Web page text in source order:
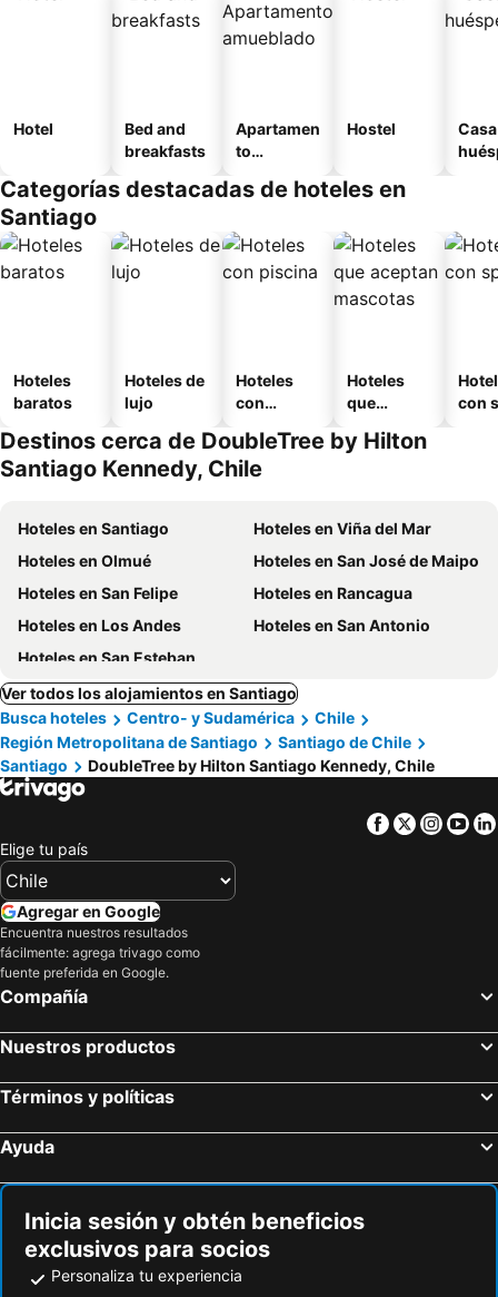
Hotel
Bed and
breakfasts
Apartamen
to
o
Hostel
Categorías destacadas de hoteles en
Santiago
Hoteles
baratos
Hoteles de
lujo
Hoteles
con
Hoteles
que
mascotas
con
Destinos cerca de DoubleTree by Hilton
Santiago Kennedy, Chile
Hoteles en Santiago
Hoteles en Viña del Mar
Hoteles en Olmué
Hoteles en San José de Maipo
Hoteles en San Felipe
Hoteles en Rancagua
Hoteles en Los Andes
Hoteles en San Antonio
Hoteles en San Esteban
Ver todos los alojamientos en Santiago
Busca hoteles
Centro- y Sudamérica
Chile
Región Metropolitana de Santiago
Santiago de Chile
Santiago
DoubleTree by Hilton Santiago Kennedy, Chile
Facebook
Twitter
Elige tu país
Agregar en Google
Encuentra nuestros resultados
fácilmente: agrega trivago como
fuente preferida en Google.
Compañía
Nuestros productos
Términos y políticas
Ayuda
Inicia sesión y obtén beneficios
exclusivos para socios
Personaliza tu experiencia